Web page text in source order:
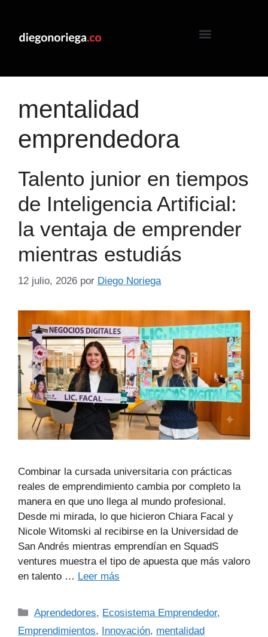
mentalidad
emprendedora
Talento junior en tiempos
de Inteligencia Artificial:
la ventaja de emprender
mientras estudiás
12 julio, 2026 por Diego Noriega
Combinar la cursada universitaria con prácticas
reales de emprendimiento cambia por completo la
manera en que uno llega al mundo profesional.
Desde mi mirada, lo que hicieron Chiara Facal y
Nicole Witomski al recibirse en la Universidad de
San Andrés mientras emprendían en SquadS
ventures muestra el tipo de apuesta que más valoro
en talento … Leer más
Aprendedores, Ecosistema Emprendedor,
Emprendimientos, Innovación, mentalidad